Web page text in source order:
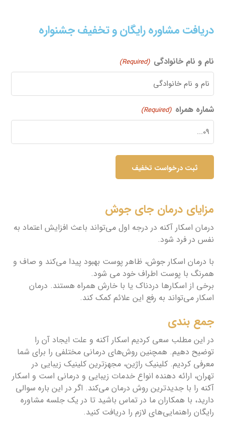
دریافت مشاوره رایگان و تخفیف جشنواره
نام و نام خانوادگی (Required)
شماره همراه (Required)
مزایای درمان جای جوش
درمان اسکار آکنه در درجه اول می‌تواند باعث افزایش اعتماد به
نفس در فرد شود.
با درمان اسکار جوش، ظاهر پوست بهبود پیدا می‌کند و صاف و
همرنگ با پوست اطراف خود می شود.
برخی از اسکارها دردناک یا با خارش همراه هستند. درمان
اسکار می‌تواند به رفع این علائم کمک کند.
جمع بندی
در این مطلب سعی کردیم اسکار آکنه و علت ایجاد آن را
توضیح دهیم. همچنین روش‌های درمانی مختلفی را برای شما
معرفی کردیم. کلینیک راژین، مجهزترین کلینیک زیبایی در
تهران، ارائه دهنده انواع خدمات زیبایی و درمانی است و اسکار
آکنه را با جدیدترین روش درمان می‌کند. اگر در این باره سوالی
دارید، با همکاران ما در تماس باشید تا در یک جلسه مشاوره
رایگان راهنمایی‌های لازم را دریافت کنید.